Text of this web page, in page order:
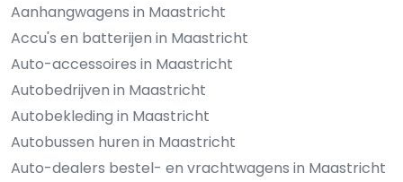
Aanhangwagens in Maastricht
Accu's en batterijen in Maastricht
Auto-accessoires in Maastricht
Autobedrijven in Maastricht
Autobekleding in Maastricht
Autobussen huren in Maastricht
Auto-dealers bestel- en vrachtwagens in Maastricht